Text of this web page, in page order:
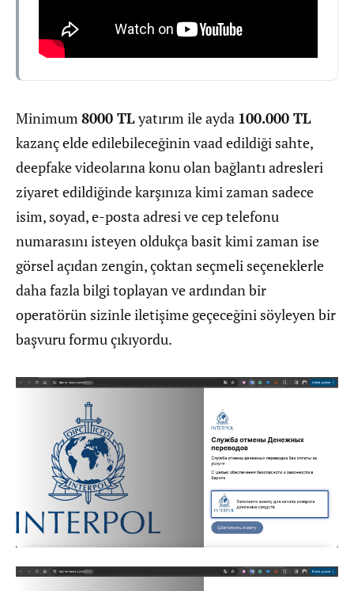
Minimum 8000 TLyatırım ile ayda 100.000 TL
kazanç elde edilebileceğinin vaad edildiği sahte,
deepfake videolarına konu olan bağlantı adresleri
ziyaret edildiğinde karşınıza kimi zaman sadece
isim, soyad, e-posta adresi ve cep telefonu
numarasını isteyen oldukça basit kimi zaman ise
görsel açıdan zengin, çoktan seçmeli seçeneklerle
daha fazla bilgi toplayan ve ardından bir
operatörün sizinle iletişime geçeceğini söyleyen bir
başvuru formu çıkıyordu.